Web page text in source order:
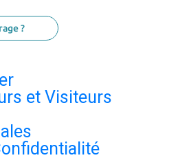
?
et Visiteurs